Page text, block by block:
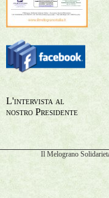
L'intervista al
nostro Presidente
Il Melograno